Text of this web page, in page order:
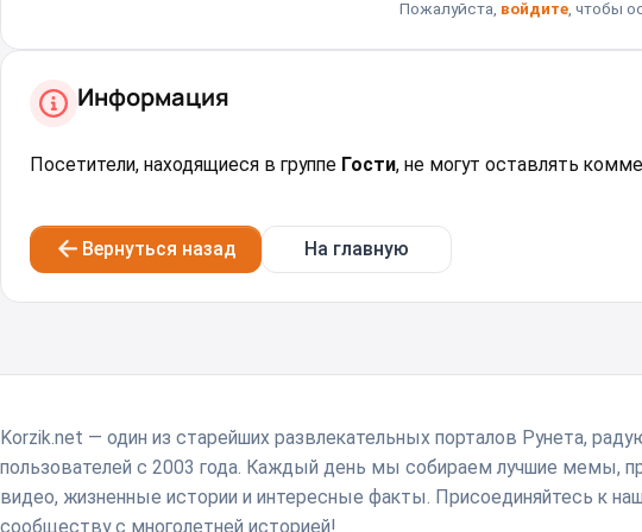
Пожалуйста, войдите, чтобы
Информация
Посетители, находящиеся в группе Гости, не могут оставлять
Вернуться назад На главную
Korzik.net — один из старейших развлекательных порталов Рунета,
пользователей с 2003 года. Каждый день мы собираем лучшие мемы,
видео, жизненные истории и интересные факты. Присоединяйтесь к
сообществу с многолетней историей!